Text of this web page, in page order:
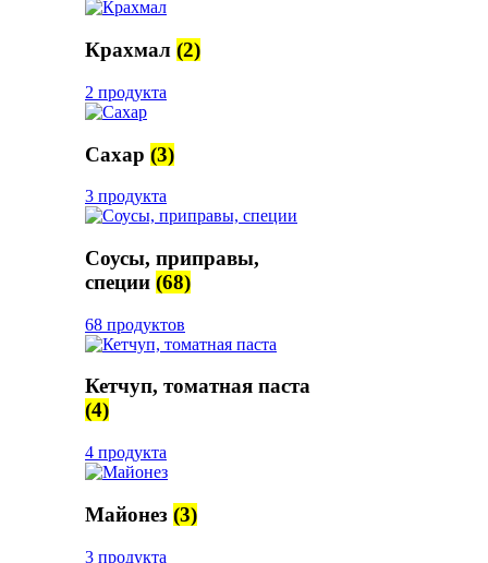
Крахмал (2)
2 продукта
Сахар (3)
3 продукта
Соусы, приправы,
специи (68)
68 продуктов
Кетчуп, томатная паста
(4)
4 продукта
Майонез (3)
3 продукта